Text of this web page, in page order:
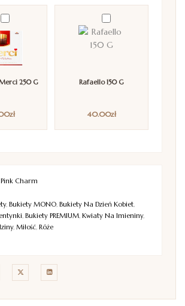
250 G
zł
Rafaello 150 G
40.00zł
Charm
, Bukiety MONO, Bukiety Na Dzień Kobiet,
, Bukiety PREMIUM, Kwiaty Na Imieniny,
, Miłość, Róże